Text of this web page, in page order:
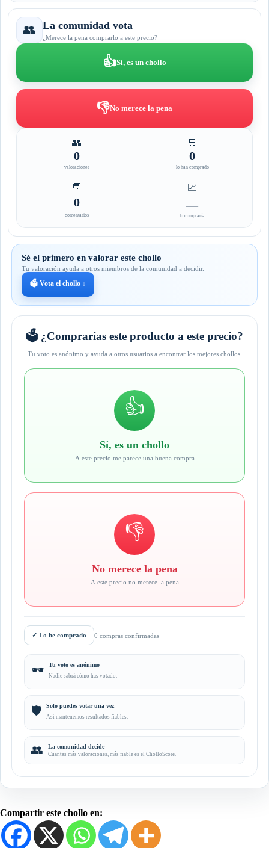
👥 La comunidad vota
¿Merece la pena comprarlo a este precio?
👍Sí, es un chollo
👎No merece la pena
👥
0
valoraciones
🛒
0
lo han comprado
💬
0
comentarios
📈
—
lo compraría
Sé el primero en valorar este chollo
Tu valoración ayuda a otros miembros de la comunidad a decidir.
🗳️ Vota el chollo ↓
🗳️ ¿Comprarías este producto a este precio?
Tu voto es anónimo y ayuda a otros usuarios a encontrar los mejores chollos.
👍
Sí, es un chollo
A este precio me parece una buena compra
👎
No merece la pena
A este precio no merece la pena
✓ Lo he comprado 0 compras confirmadas
🕶️ Tu voto es anónimo
Nadie sabrá cómo has votado.
🛡️ Solo puedes votar una vez
Así mantenemos resultados fiables.
👥 La comunidad decide
Cuantas más valoraciones, más fiable es el CholloScore.
Compartir este chollo en: